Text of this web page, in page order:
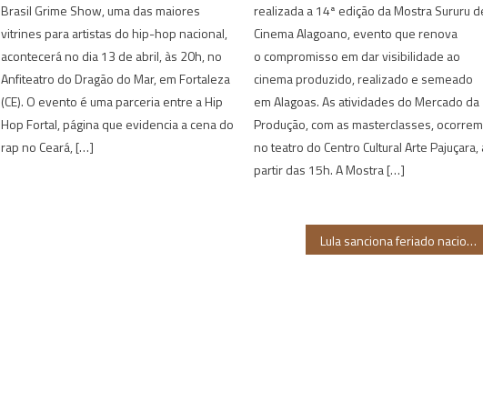
Brasil Grime Show, uma das maiores
vitrines para artistas do hip-hop nacional,
acontecerá no dia 13 de abril, às 20h, no
Anfiteatro do Dragão do Mar, em Fortaleza
(CE). O evento é uma parceria entre a Hip
Hop Fortal, página que evidencia a cena do
rap no Ceará, […]
realizada a 14ª edição da Mostra Sururu
Cinema Alagoano, evento que renova
o compromisso em dar visibilidade ao
cinema produzido, realizado e semeado
em Alagoas. As atividades do Mercado da
Produção, com as masterclasses, ocorrem
no teatro do Centro Cultural Arte Pajuçara,
partir das 15h. A Mostra […]
Lula sanciona feriado nacional de Zumbi e da Consciência Negra